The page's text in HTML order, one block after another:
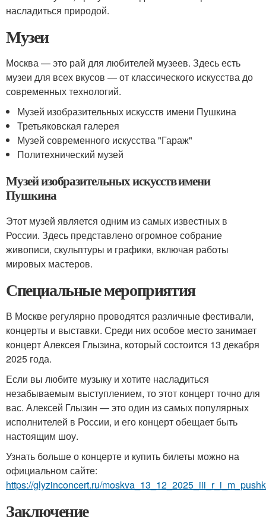
насладиться природой.
Музеи
Москва — это рай для любителей музеев. Здесь есть
музеи для всех вкусов — от классического искусства до
современных технологий.
Музей изобразительных искусств имени Пушкина
Третьяковская галерея
Музей современного искусства "Гараж"
Политехнический музей
Музей изобразительных искусств имени
Пушкина
Этот музей является одним из самых известных в
России. Здесь представлено огромное собрание
живописи, скульптуры и графики, включая работы
мировых мастеров.
Специальные мероприятия
В Москве регулярно проводятся различные фестивали,
концерты и выставки. Среди них особое место занимает
концерт Алексея Глызина, который состоится 13 декабря
2025 года.
Если вы любите музыку и хотите насладиться
незабываемым выступлением, то этот концерт точно для
вас. Алексей Глызин — это один из самых популярных
исполнителей в России, и его концерт обещает быть
настоящим шоу.
Узнать больше о концерте и купить билеты можно на
официальном сайте:
https://glyzinconcert.ru/
Заключение